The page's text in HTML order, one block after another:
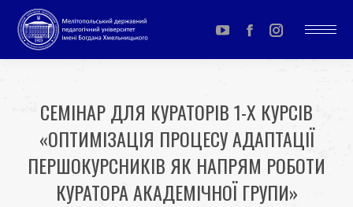
YouTube
page
in
new
window
Facebook
page
in
new
window
Instagram
page
in
new
window
СЕМІНАР ДЛЯ КУРАТОРІВ 1-Х КУРСІВ
«ОПТИМІЗАЦІЯ ПРОЦЕСУ АДАПТАЦІЇ
ПЕРШОКУРСНИКІВ ЯК НАПРЯМ РОБОТИ
КУРАТОРА АКАДЕМІЧНОЇ ГРУПИ»